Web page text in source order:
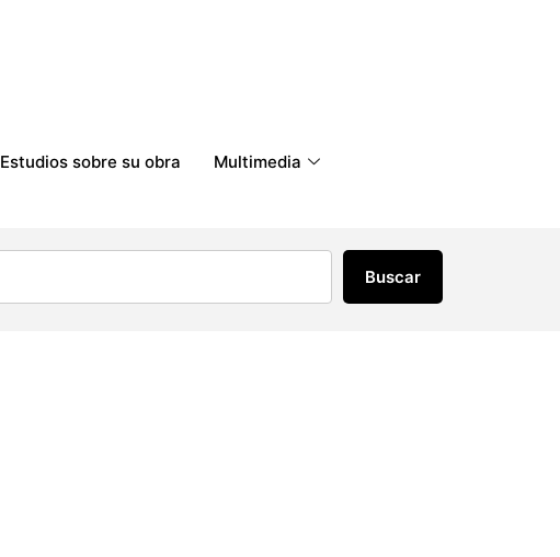
Estudios sobre su obra Multimedia
Buscar